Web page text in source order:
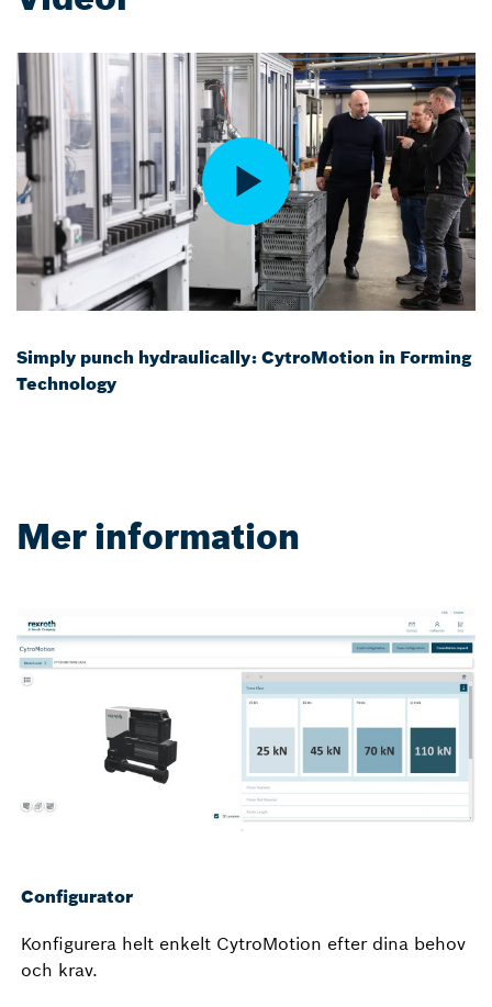
Simply punch hydraulically: CytroMotion in Forming
Technology
Mer information
Configurator
Konfigurera helt enkelt CytroMotion efter dina behov
och krav.